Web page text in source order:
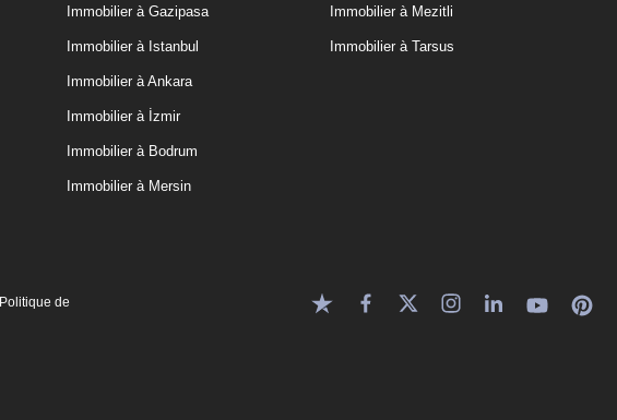
Immobilier à Gazipasa
Immobilier à Istanbul
Immobilier à Ankara
Immobilier à İzmir
Immobilier à Bodrum
Immobilier à Mersin
Immobilier à Mezitli
Immobilier à Tarsus
Politique de